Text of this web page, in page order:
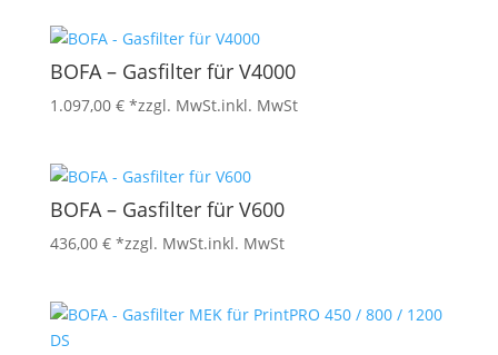
BOFA – Gasfilter für V4000
1.097,00 € *zzgl. MwSt.inkl. MwSt
BOFA – Gasfilter für V600
436,00 € *zzgl. MwSt.inkl. MwSt